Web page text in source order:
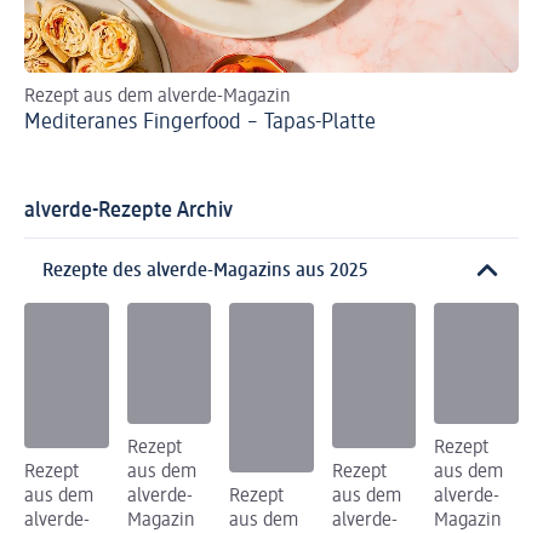
Rezept aus dem alverde-Magazin
Mediteranes Fingerfood – Tapas-Platte
alverde-Rezepte Archiv
Rezepte des alverde-Magazins aus 2025
Rezept
aus dem
alverde-
Rezept
aus dem
alverde-
Magazin
Rezept
aus dem
Rezept
aus dem
alverde-
Rezept
aus dem
alverde-
Magazin